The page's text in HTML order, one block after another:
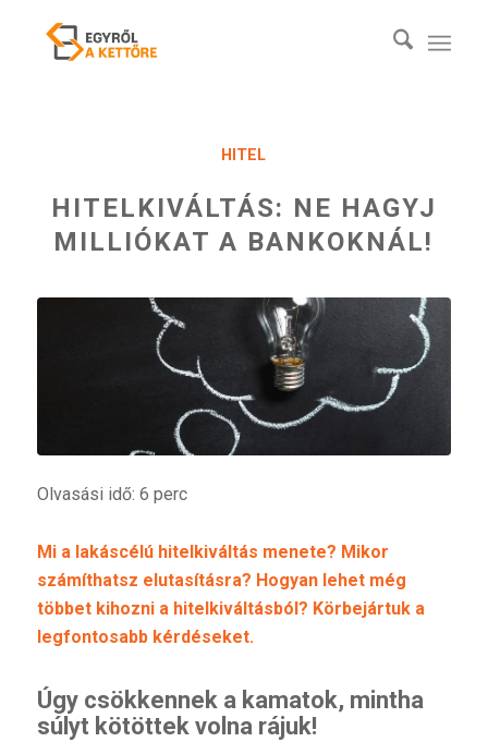
HITEL
HITELKIVÁLTÁS: NE HAGYJ
MILLIÓKAT A BANKOKNÁL!
Olvasási idő: 6 perc
Mi a lakáscélú hitelkiváltás menete? Mikor
számíthatsz elutasításra? Hogyan lehet még
többet kihozni a hitelkiváltásból? Körbejártuk a
legfontosabb kérdéseket.
Úgy csökkennek a kamatok, mintha
súlyt kötöttek volna rájuk!